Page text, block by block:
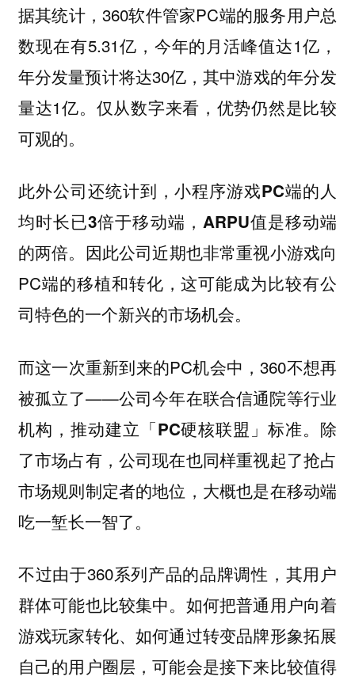
据其统计，360软件管家PC端的服务用户总
数现在有5.31亿，今年的月活峰值达1亿，
年分发量预计将达30亿，其中游戏的年分发
量达1亿。仅从数字来看，优势仍然是比较
可观的。
此外公司还统计到，小程序游戏PC端的人
均时长已3倍于移动端，ARPU值是移动端
的两倍。因此公司近期也非常重视小游戏向
PC端的移植和转化，这可能成为比较有公
司特色的一个新兴的市场机会。
而这一次重新到来的PC机会中，360不想再
被孤立了——公司今年在联合信通院等行业
机构，推动建立 「PC硬核联盟」标准。除
了市场占有，公司现在也同样重视起了抢占
市场规则制定者的地位，大概也是在移动端
吃一堑长一智了。
不过由于360系列产品的品牌调性，其用户
群体可能也比较集中。如何把普通用户向着
游戏玩家转化、如何通过转变品牌形象拓展
自己的用户圈层，可能会是接下来比较值得